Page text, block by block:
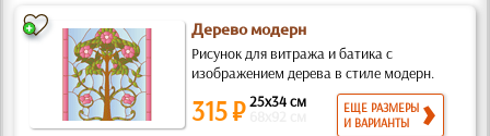
Дерево модерн
Рисунок для витража и батика с
изображением дерева в стиле модерн.
315 ₽25x34 см
ЕЩЕ РАЗМЕРЫ
И ВАРИАНТЫ